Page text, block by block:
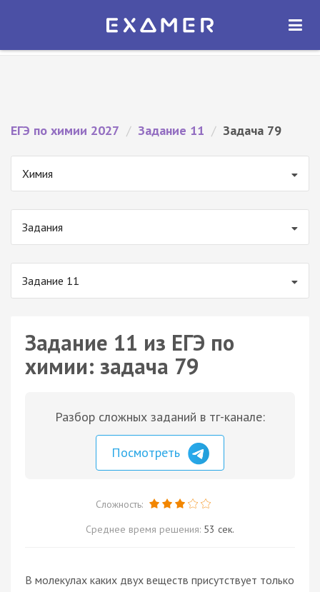
Экзамер — ЕГЭ 2027
ОТКРЫТЬ
ЕГЭ по химии 2027 / Задание 11 / Задача 79
Химия
Задания
Задание 11
Задание 11 из ЕГЭ по
химии: задача 79
Разбор сложных заданий в тг-канале:
Посмотреть
Сложность:
Среднее время решения: 53 сек.
В молекулах каких двух веществ присутствует только